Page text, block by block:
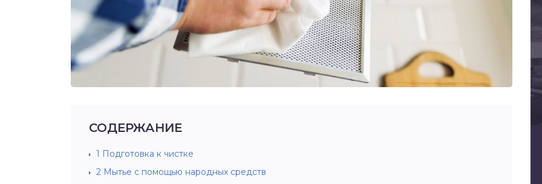
СОДЕРЖАНИЕ
1 Подготовка к чистке
2 Мытье с помощью народных средств